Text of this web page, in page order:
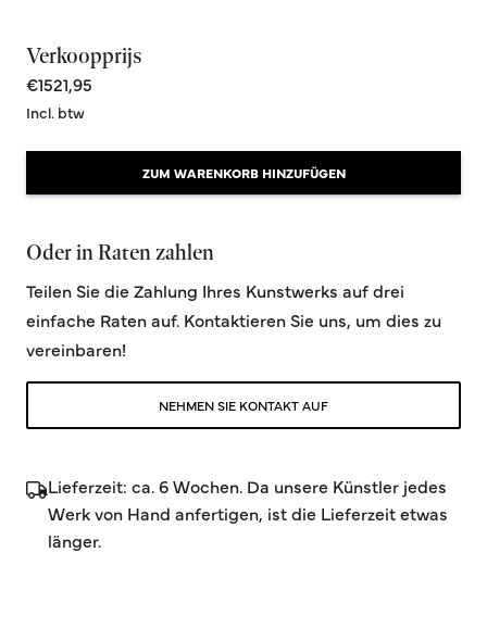
Verkoopprijs
€1521,95
Incl. btw
ZUM WARENKORB HINZUFÜGEN
Oder in Raten zahlen
Teilen Sie die Zahlung Ihres Kunstwerks auf drei
einfache Raten auf. Kontaktieren Sie uns, um dies zu
vereinbaren!
NEHMEN SIE KONTAKT AUF
Lieferzeit: ca. 6 Wochen. Da unsere Künstler jedes
Werk von Hand anfertigen, ist die Lieferzeit etwas
länger.